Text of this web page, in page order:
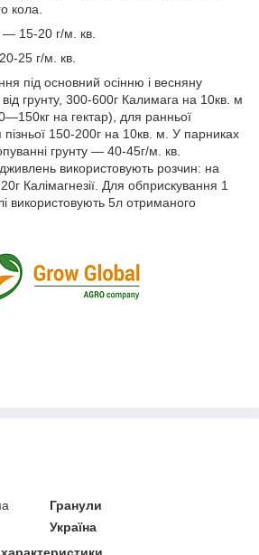
кола.
— 15-20 г/м. кв.
25 г/м. кв.
під основний осінню і весняну
грунту, 300-600г Калимага на 10кв. м
на гектар), для ранньої
пізньої 150-200г на 10кв. м. У парниках
грунту — 40-45г/м. кв.
використовують розчин: на
Калімагнезії. Для обприскування 1
використовують 5л отриманого
Гранули
Україна